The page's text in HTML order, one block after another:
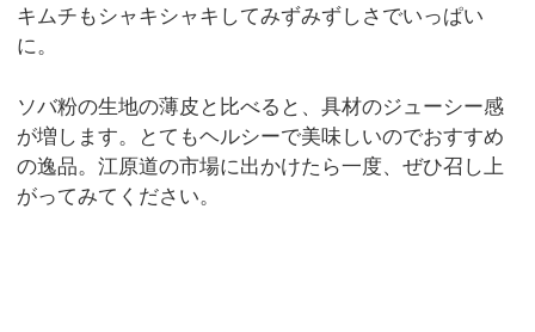
キムチもシャキシャキしてみずみずしさでいっぱい
に。
ソバ粉の生地の薄皮と比べると、具材のジューシー感
が増します。とてもヘルシーで美味しいのでおすすめ
の逸品。江原道の市場に出かけたら一度、ぜひ召し上
がってみてください。